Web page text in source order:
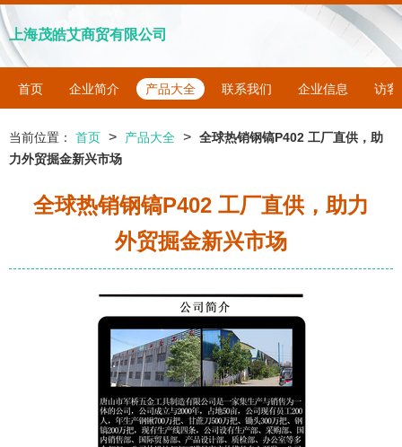
上海茂皓艾商贸有限公司
首页 企业简介 产品大全 联系我们 企业信息 访客
当前位置： 首页 > 产品大全 > 全球热销钢镐P402 工厂直供，助
力外贸掘金新兴市场
全球热销钢镐P402 工厂直供，助力
外贸掘金新兴市场